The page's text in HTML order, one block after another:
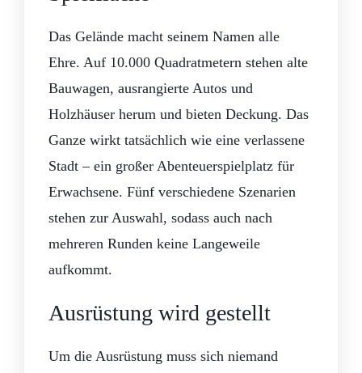
Das Gelände macht seinem Namen alle
Ehre. Auf 10.000 Quadratmetern stehen alte
Bauwagen, ausrangierte Autos und
Holzhäuser herum und bieten Deckung. Das
Ganze wirkt tatsächlich wie eine verlassene
Stadt – ein großer Abenteuerspielplatz für
Erwachsene. Fünf verschiedene Szenarien
stehen zur Auswahl, sodass auch nach
mehreren Runden keine Langeweile
aufkommt.
Ausrüstung wird gestellt
Um die Ausrüstung muss sich niemand